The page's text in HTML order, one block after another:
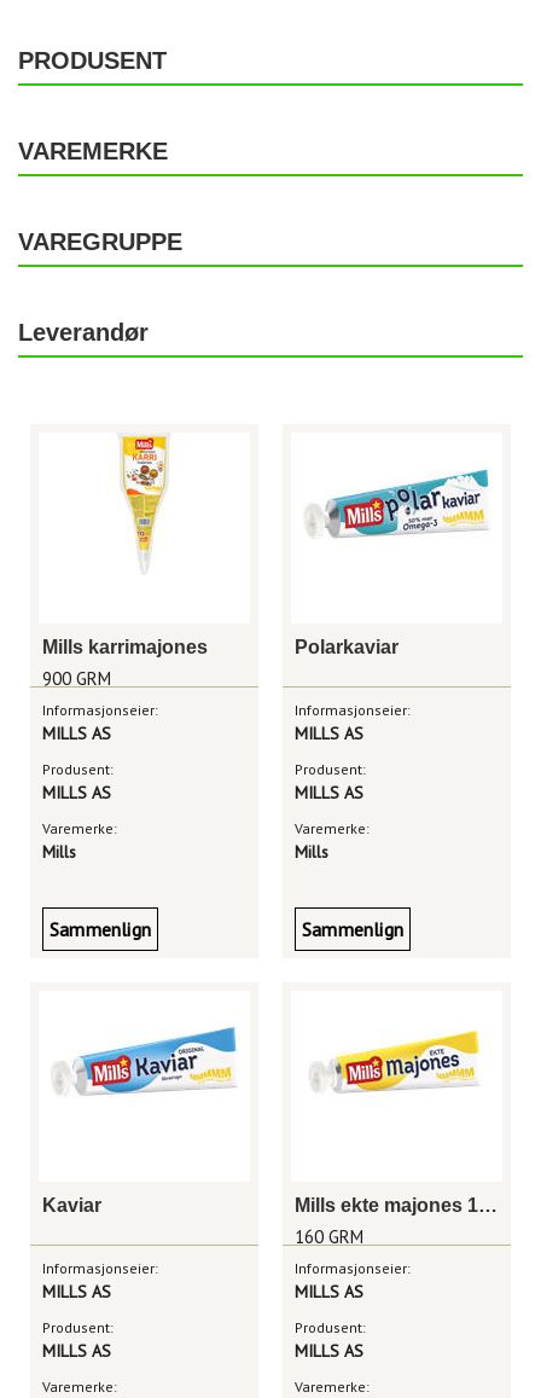
PRODUSENT
VAREMERKE
VAREGRUPPE
Leverandør
Mills karrimajones
900 GRM
Informasjonseier:
MILLS AS
Produsent:
MILLS AS
Varemerke:
Mills
Sammenlign
Polarkaviar
Informasjonseier:
MILLS AS
Produsent:
MILLS AS
Varemerke:
Mills
Sammenlign
Kaviar
Informasjonseier:
MILLS AS
Produsent:
MILLS AS
Varemerke:
Mills ekte majones 160g
160 GRM
Informasjonseier:
MILLS AS
Produsent:
MILLS AS
Varemerke: